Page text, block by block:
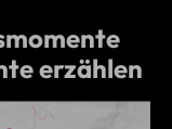
erzählen